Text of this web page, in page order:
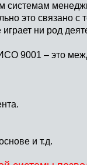
это связано
ни род
9001 – это
и т.д.